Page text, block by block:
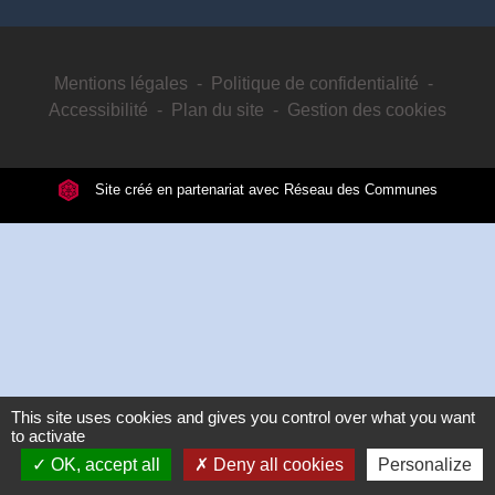
Mentions légales - Politique de confidentialité -
Accessibilité - Plan du site - Gestion des cookies
Site créé en partenariat avec Réseau des Communes
This site uses cookies and gives you control over what you want
to activate
OK, accept all
Deny all cookies Personalize